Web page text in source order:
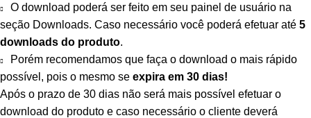
O download poderá ser feito em seu painel de usuário na
seção Downloads. Caso necessário você poderá efetuar até 5
downloads do produto.
Porém recomendamos que faça o download o mais rápido
possível, pois o mesmo se expira em 30 dias!
Após o prazo de 30 dias não será mais possível efetuar o
download do produto e caso necessário o cliente deverá